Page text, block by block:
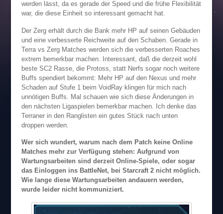
werden lässt, da es gerade der Speed und die frühe Flexibilität
war, die diese Einheit so interessant gemacht hat.
Der Zerg erhält durch die Bank mehr HP auf seinen Gebäuden
und eine verbesserte Reichweite auf den Schaben. Gerade in
Terra vs Zerg Matches werden sich die verbesserten Roaches
extrem bemerkbar machen. Interessant, daß die derzeit wohl
beste SC2 Rasse, die Protoss, statt Nerfs sogar noch weitere
Buffs spendiert bekommt: Mehr HP auf den Nexus und mehr
Schaden auf Stufe 1 beim VoidRay klingen für mich nach
unnötigen Buffs. Mal schauen wie sich diese Änderungen in
den nächsten Ligaspielen bemerkbar machen. Ich denke das
Terraner in den Ranglisten ein gutes Stück nach unten
droppen werden.
Wer sich wundert, warum nach dem Patch keine Online
Matches mehr zur Verfügung stehen: Aufgrund von
Wartungsarbeiten sind derzeit Online-Spiele, oder sogar
das Einloggen ins BattleNet, bei Starcraft 2 nicht möglich.
Wie lange diese Wartungsarbeiten andauern werden,
wurde leider nicht kommuniziert.